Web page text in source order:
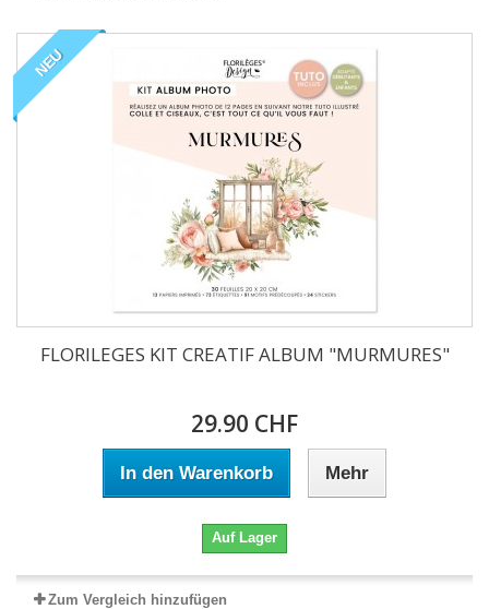
NEU
FLORILEGES KIT CREATIF ALBUM "MURMURES"
29.90 CHF
In den Warenkorb Mehr
Auf Lager
Zum Vergleich hinzufügen